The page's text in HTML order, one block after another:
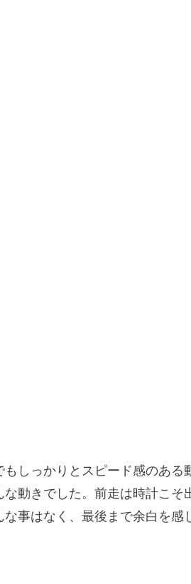
しっかりとスピード感のある
動きでした。前走は時計こそ
事はなく、最後まで余白を感